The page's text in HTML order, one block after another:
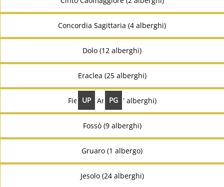
UP PG
Concordia Sagittaria (4 alberghi)
Dolo (12 alberghi)
Eraclea (25 alberghi)
Fiesso D'Artico (7 alberghi)
Fossò (9 alberghi)
Gruaro (1 albergo)
Jesolo (24 alberghi)